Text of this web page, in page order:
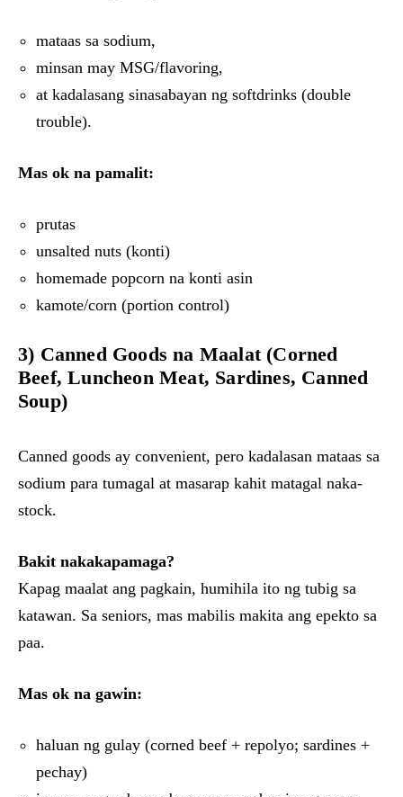
mataas sa sodium,
minsan may MSG/flavoring,
at kadalasang sinasabayan ng softdrinks (double
trouble).
Mas ok na pamalit:
prutas
unsalted nuts (konti)
homemade popcorn na konti asin
kamote/corn (portion control)
3) Canned Goods na Maalat (Corned
Beef, Luncheon Meat, Sardines, Canned
Soup)
Canned goods ay convenient, pero kadalasan mataas sa
sodium para tumagal at masarap kahit matagal naka-
stock.
Bakit nakakapamaga?
Kapag maalat ang pagkain, humihila ito ng tubig sa
katawan. Sa seniors, mas mabilis makita ang epekto sa
paa.
Mas ok na gawin:
haluan ng gulay (corned beef + repolyo; sardines +
pechay)